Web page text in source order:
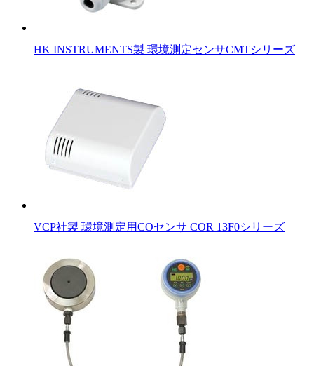
HK INSTRUMENTS製 環境測定センサCMTシリーズ
VCP社製 環境測定用COセンサ COR 13F0シリーズ